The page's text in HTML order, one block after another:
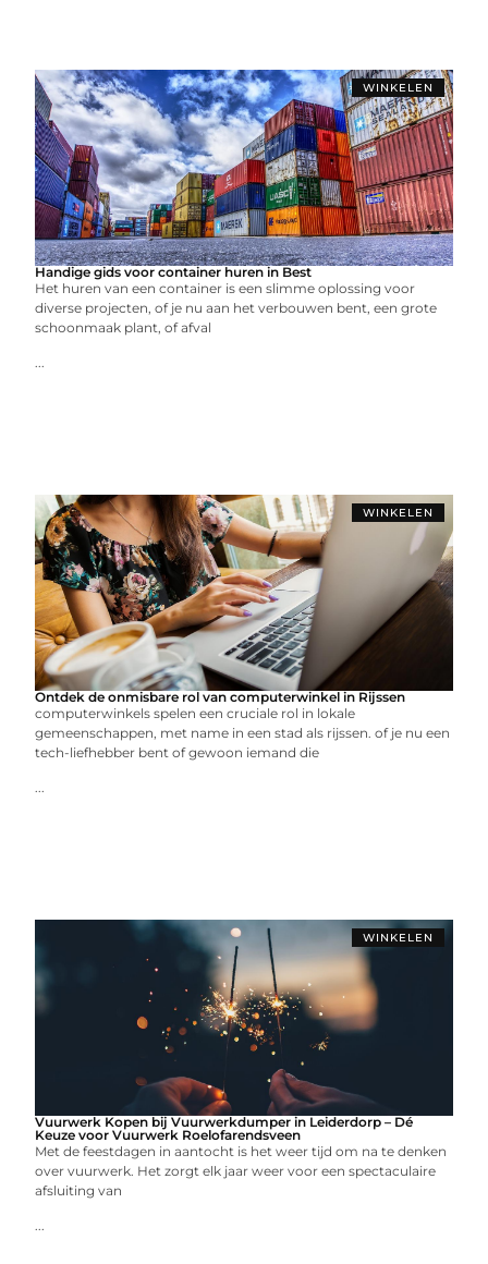
WINKELEN
Handige gids voor container huren in Best
Het huren van een container is een slimme oplossing voor
diverse projecten, of je nu aan het verbouwen bent, een grote
schoonmaak plant, of afval
...
WINKELEN
Ontdek de onmisbare rol van computerwinkel in Rijssen
computerwinkels spelen een cruciale rol in lokale
gemeenschappen, met name in een stad als rijssen. of je nu een
tech-liefhebber bent of gewoon iemand die
...
WINKELEN
Vuurwerk Kopen bij Vuurwerkdumper in Leiderdorp – Dé
Keuze voor Vuurwerk Roelofarendsveen
Met de feestdagen in aantocht is het weer tijd om na te denken
over vuurwerk. Het zorgt elk jaar weer voor een spectaculaire
afsluiting van
...